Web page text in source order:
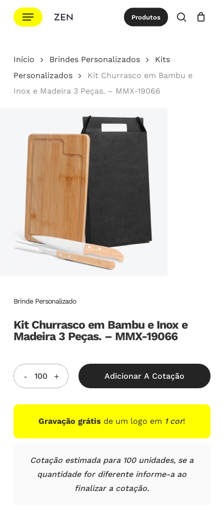
para
principal
Menu Produtos
procurar
Cotação Close
Início Brindes Personalizados
Kits
Personalizados
Kit Churrasco em Bambu e
Inox e Madeira 3 Peças. – MMX-19066
Brinde Personalizado
Kit Churrasco em Bambu e Inox e
Madeira 3 Peças. – MMX-19066
Adicionar A Cotação
Gravação grátis de um logo em 1 cor!
Cotação estimada para 100 unidades, se a
quantidade for diferente informe-a ao
finalizar a cotação.